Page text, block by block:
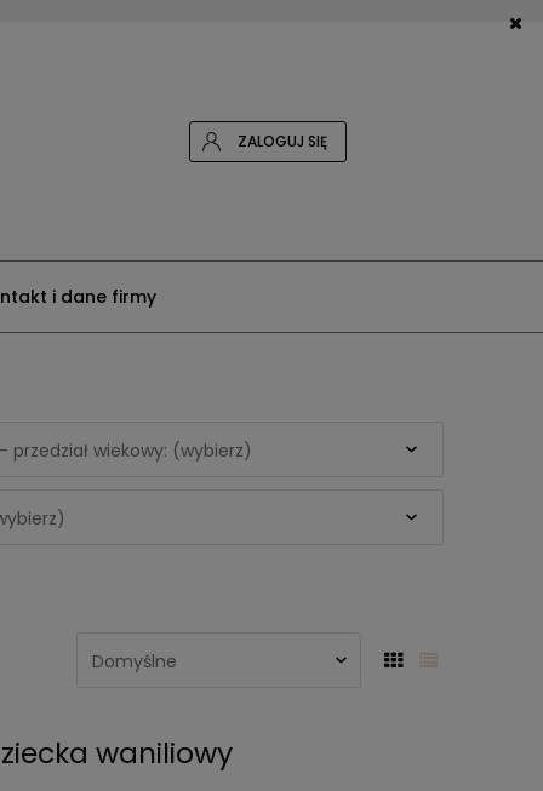
ZALOGUJ SIĘ
i dane firmy
przedział wiekowy: (wybierz)
waniliowy